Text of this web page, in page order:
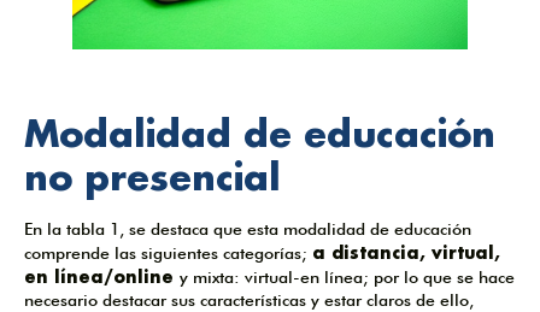
Modalidad de educación
no presencial
En la tabla 1, se destaca que esta modalidad de educación
comprende las siguientes categorías; a distancia, virtual,
en línea/online y mixta: virtual-en línea; por lo que se hace
necesario destacar sus características y estar claros de ello,